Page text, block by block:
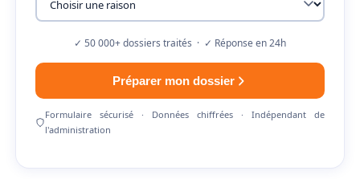
✓ 50 000+ dossiers traités · ✓ Réponse en 24h
Préparer mon dossier
Formulaire sécurisé · Données chiffrées · Indépendant de
l'administration